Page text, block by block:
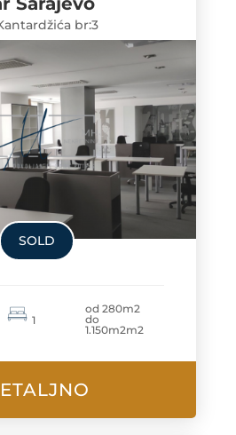
br:3
SOLD
1
od 280m2
do
1.150m2m2